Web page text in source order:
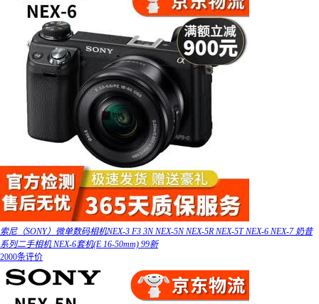
索尼（SONY）微单数码相机NEX-3 F3 3N NEX-5N NEX-5R NEX-5T NEX-6 NEX-7 奶昔
系列二手相机 NEX-6套机(E 16-50mm) 99新
2000条评价